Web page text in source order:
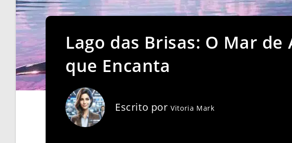
Lago das Brisas: O Mar de
que Encanta
Escrito porVitoria Mark